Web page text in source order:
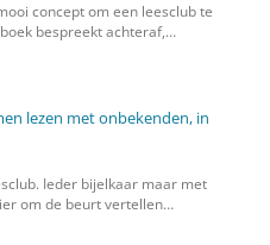
concept om een leesclub te
bespreekt achteraf,…
lezen met onbekenden, in
Ieder bijelkaar maar met
om de beurt vertellen…